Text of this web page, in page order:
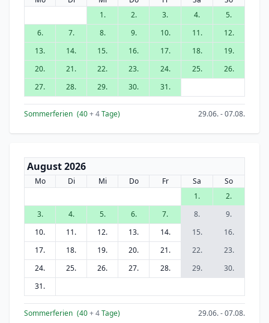
1.
2. 3. 4.
5.
6.
7. 8. 9. 10. 11.
12.
13.
14. 15. 16. 17. 18.
19.
20.
21. 22. 23. 24. 25.
26.
27.
28. 29. 30. 31.
Sommerferien (40+ 4Tage) 29.06. - 07.08.
August 2026
Mo Di Mi Do Fr Sa
So
1.
2.
3.
4. 5. 6. 7. 8.
9.
10.
11. 12. 13. 14. 15.
16.
17.
18. 19. 20. 21. 22.
23.
24.
25. 26. 27. 28. 29.
30.
31.
Sommerferien (40+ 4Tage) 29.06. - 07.08.